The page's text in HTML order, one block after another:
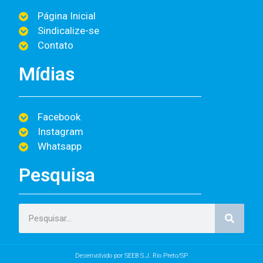
Página Inicial
Sindicalize-se
Contato
Mídias
Facebook
Instagram
Whatsapp
Pesquisa
Desenvolvido por SEEB S.J. Rio Preto/SP